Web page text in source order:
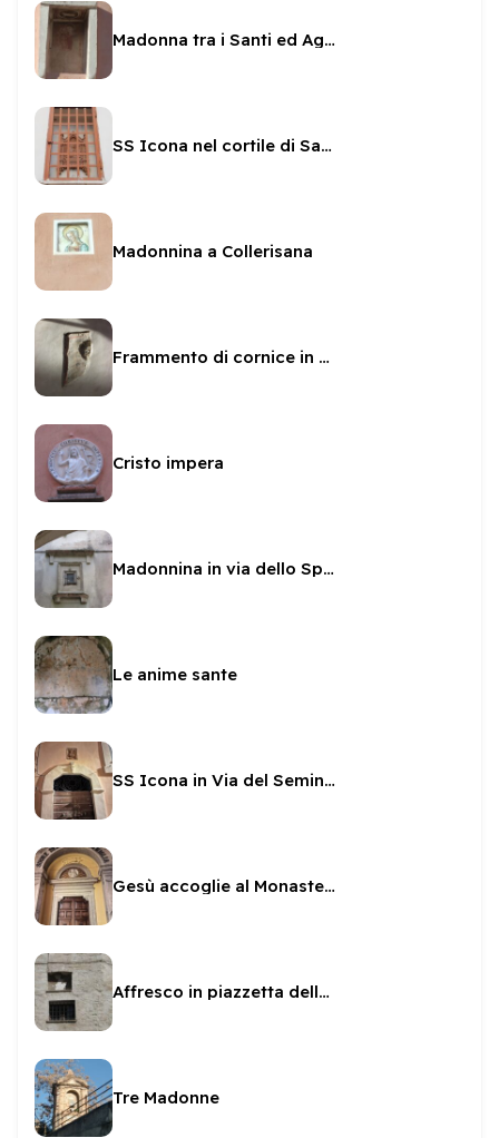
Madonna tra i Santi ed Agnus Dei a Collerisana
SS Icona nel cortile di San Gregorio
Madonnina a Collerisana
Frammento di cornice in Via Elladio
Cristo impera
Madonnina in via dello Spagna
Le anime sante
SS Icona in Via del Seminario
Gesù accoglie al Monastero della Sacra Famiglia
Affresco in piazzetta della Basilica
Tre Madonne